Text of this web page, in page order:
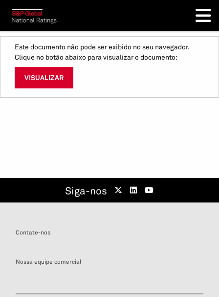
Este documento não pode ser exibido no seu navegador.
Clique no botão abaixo para visualizar o documento:
VISUALIZAR
Siga-nos
Contate-nos
Nossa equipe comercial